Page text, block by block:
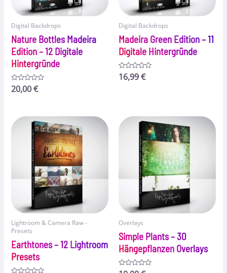
Digital Backdrops
Nature Bottles Madeira
Edition – 12 Digitale
Hintergründe
Bewertet
mit
20,00€
Digital Backdrops
Madeira Green Edition – 11
Digitale Hintergründe
Bewertet
mit
16,99€
Lightroom & Camera Raw -
Presets
Earthtones – 12 Lightroom
Presets
Overlays
Simple Plants – 30
Hängepflanzen Overlays
Bewertet